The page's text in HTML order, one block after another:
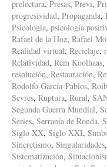
prelectura, Presas, Previ,
progresividad, Propaganda,
Psicología, psicología
Rafael de la Hoz, Rafael
Realidad virtual, Reciclaje,
Relatividad, Rem Koolhaas,
resolución, Restauración,
Rodolfo García-Pablos,
Sevres, Ruptura, Rural,
Segunda Guerra Mundial,
Series, Serranía de Ronda,
Siglo XX, Siglo XXI,
Sincretismo, Singularidades,
Sistematización,